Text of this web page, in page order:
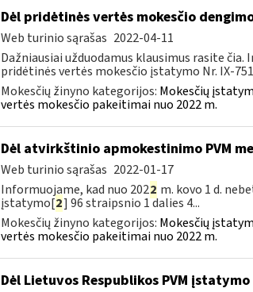
Dėl pridėtinės vertės mokesčio
Web turinio sąrašas 2022-04-11
Dažniausiai užduodamus klausimus rasite čia.
pridėtinės vertės mokesčio įstatymo Nr. IX-
Mokesčių žinyno kategorijos: Mokesčių
vertės mokesčio pakeitimai nuo 2022 m.
Dėl atvirkštinio apmokestinimo PVM
Web turinio sąrašas 2022-01-17
Informuojame, kad nuo 2022 m. kovo 1 d.
įstatymo[2] 96 straipsnio 1 dalies 4...
Mokesčių žinyno kategorijos: Mokesčių
vertės mokesčio pakeitimai nuo 2022 m.
Dėl Lietuvos Respublikos PVM